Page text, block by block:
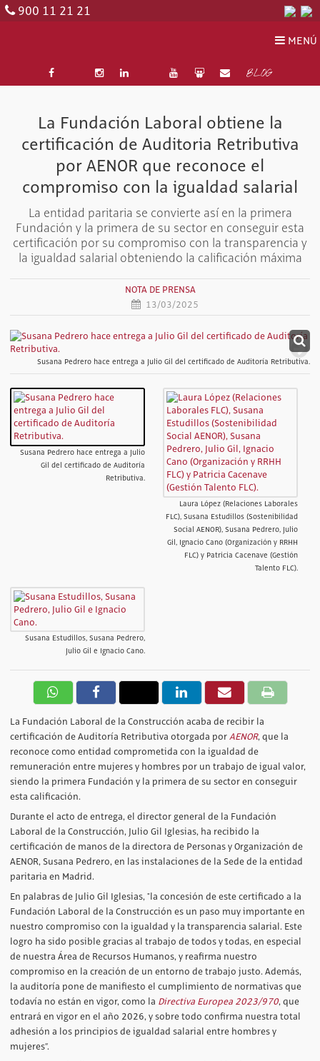
900 11 21 21
MENÚ
BLOG
La Fundación Laboral obtiene la
certificación de Auditoria Retributiva
por AENOR que reconoce el
compromiso con la igualdad salarial
La entidad paritaria se convierte así en la primera
Fundación y la primera de su sector en conseguir esta
certificación por su compromiso con la transparencia y
la igualdad salarial obteniendo la calificación máxima
NOTA DE PRENSA
13/03/2025
Susana Pedrero hace entrega a Julio Gil del certificado de Auditoría Retributiva.
Susana Pedrero hace entrega a Julio
Gil del certificado de Auditoría
Retributiva.
Laura López (Relaciones Laborales
FLC), Susana Estudillos (Sostenibilidad
Social AENOR), Susana Pedrero, Julio
Gil, Ignacio Cano (Organización y RRHH
FLC) y Patricia Cacenave (Gestión
Talento FLC).
Susana Estudillos, Susana Pedrero,
Julio Gil e Ignacio Cano.
La Fundación Laboral de la Construcción acaba de recibir la
certificación de Auditoría Retributiva otorgada por AENOR, que la
reconoce como entidad comprometida con la igualdad de
remuneración entre mujeres y hombres por un trabajo de igual valor,
siendo la primera Fundación y la primera de su sector en conseguir
esta calificación.
Durante el acto de entrega, el director general de la Fundación
Laboral de la Construcción, Julio Gil Iglesias, ha recibido la
certificación de manos de la directora de Personas y Organización de
AENOR, Susana Pedrero, en las instalaciones de la Sede de la entidad
paritaria en Madrid.
En palabras de Julio Gil Iglesias, "la concesión de este certificado a la
Fundación Laboral de la Construcción es un paso muy importante en
nuestro compromiso con la igualdad y la transparencia salarial. Este
logro ha sido posible gracias al trabajo de todos y todas, en especial
de nuestra Área de Recursos Humanos, y reafirma nuestro
compromiso en la creación de un entorno de trabajo justo. Además,
la auditoría pone de manifiesto el cumplimiento de normativas que
todavía no están en vigor, como la Directiva Europea 2023/970, que
entrará en vigor en el año 2026, y sobre todo confirma nuestra total
adhesión a los principios de igualdad salarial entre hombres y
mujeres”.